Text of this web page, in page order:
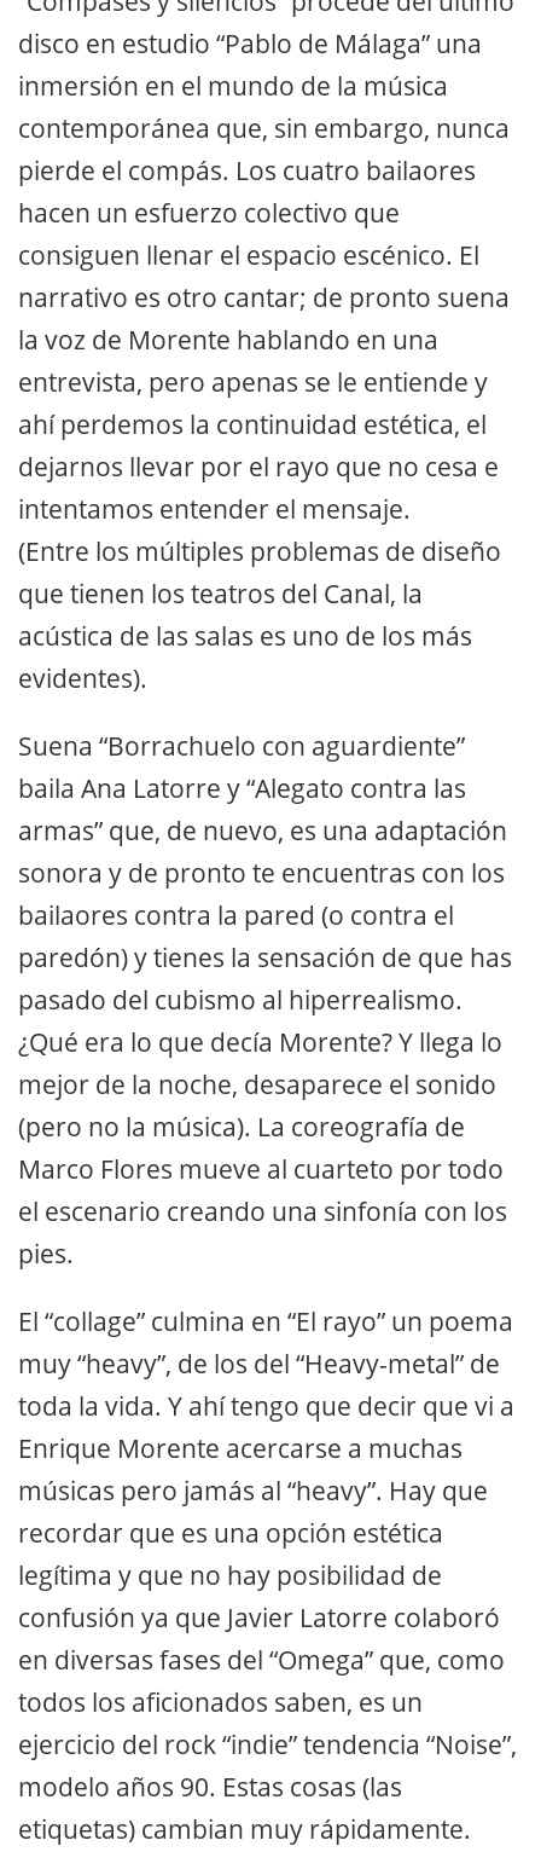
disco en estudio “Pablo de Málaga” una
inmersión en el mundo de la música
contemporánea que, sin embargo, nunca
pierde el compás. Los cuatro bailaores
hacen un esfuerzo colectivo que
consiguen llenar el espacio escénico. El
narrativo es otro cantar; de pronto suena
la voz de Morente hablando en una
entrevista, pero apenas se le entiende y
ahí perdemos la continuidad estética, el
dejarnos llevar por el rayo que no cesa e
intentamos entender el mensaje.
(Entre los múltiples problemas de diseño
que tienen los teatros del Canal, la
acústica de las salas es uno de los más
evidentes).
Suena “Borrachuelo con aguardiente”
baila Ana Latorre y “Alegato contra las
armas” que, de nuevo, es una adaptación
sonora y de pronto te encuentras con los
bailaores contra la pared (o contra el
paredón) y tienes la sensación de que has
pasado del cubismo al hiperrealismo.
¿Qué era lo que decía Morente? Y llega lo
mejor de la noche, desaparece el sonido
(pero no la música). La coreografía de
Marco Flores mueve al cuarteto por todo
el escenario creando una sinfonía con los
pies.
El “collage” culmina en “El rayo” un poema
muy “heavy”, de los del “Heavy-metal” de
toda la vida. Y ahí tengo que decir que vi a
Enrique Morente acercarse a muchas
músicas pero jamás al “heavy”. Hay que
recordar que es una opción estética
legítima y que no hay posibilidad de
confusión ya que Javier Latorre colaboró
en diversas fases del “Omega” que, como
todos los aficionados saben, es un
ejercicio del rock “indie” tendencia “Noise”,
modelo años 90. Estas cosas (las
etiquetas) cambian muy rápidamente.